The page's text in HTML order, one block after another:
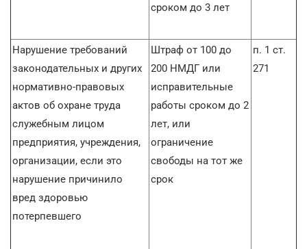
сроком до 3 лет
Нарушение требований
законодательных и других
нормативно-правовых
актов об охране труда
служебным лицом
предприятия, учреждения,
организации, если это
нарушение причинило
вред здоровью
потерпевшего
Штраф от 100 до
200 НМДГ или
исправительные
работы сроком до 2
лет, или
ограничение
свободы на тот же
срок
п. 1 ст.
271